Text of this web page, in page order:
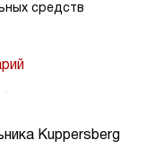
Kuppersberg
средств